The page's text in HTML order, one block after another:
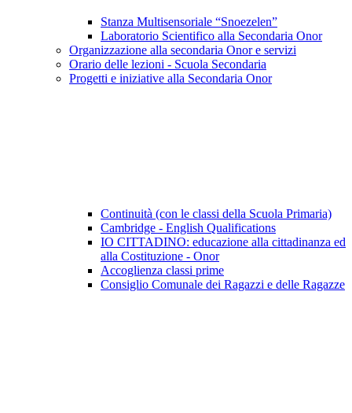
Stanza Multisensoriale “Snoezelen”
Laboratorio Scientifico alla Secondaria Onor
Organizzazione alla secondaria Onor e servizi
Orario delle lezioni - Scuola Secondaria
Progetti e iniziative alla Secondaria Onor
Continuità (con le classi della Scuola Primaria)
Cambridge - English Qualifications
IO CITTADINO: educazione alla cittadinanza ed
alla Costituzione - Onor
Accoglienza classi prime
Consiglio Comunale dei Ragazzi e delle Ragazze